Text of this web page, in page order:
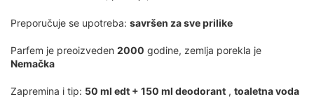
Preporučuje se upotreba: savršen za sve prilike
Parfem je preoizveden 2000 godine, zemlja porekla je
Nemačka
Zapremina i tip: 50 ml edt + 150 ml deodorant , toaletna voda